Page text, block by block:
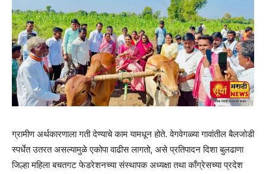
ग्रामीण अर्थकारणाला गती देण्याचे काम यामधून होते. वेगवेगळ्या गावांतील बैलजोडी
स्पर्धेत उतरत असल्यामुळे एकोपा वाढीस लागतो, असे प्रतिपादन दिशा बुलढाणा
जिल्हा महिला बचतगट फेडरेशनच्या संस्थापक अध्यक्षा तथा काँग्रेसच्या प्रदेश